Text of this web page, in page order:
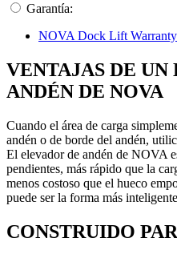
Garantía:
NOVA Dock Lift Warranty
VENTAJAS DE UN
ANDÉN DE NOVA
Cuando el área de carga
andén o de borde del andén,
El elevador de andén de NOVA
pendientes, más rápido que la
menos costoso que el hueco
puede ser la forma más
CONSTRUIDO